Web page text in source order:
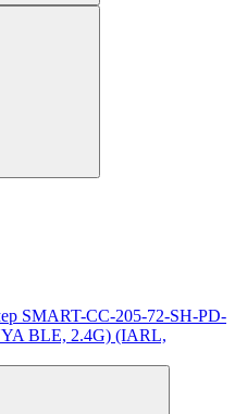
SMART-CC-205-72-SH-PD-
BLE, 2.4G) (IARL,